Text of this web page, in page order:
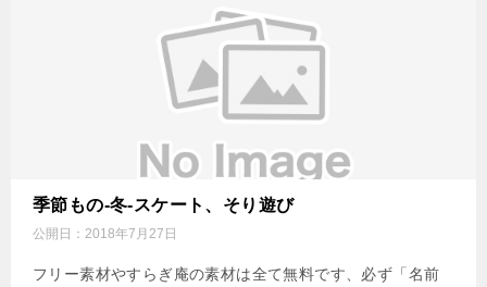
季節もの-冬-スケート、そり遊び
公開日： 2018年7月27日
フリー素材やすらぎ庵の素材は全て無料です、必ず「名前